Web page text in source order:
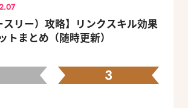
スリー）攻略】リンクスキル効果
トまとめ（随時更新）
3